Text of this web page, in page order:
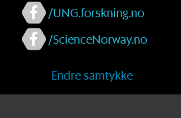
/UNG.forskning.no
/ScienceNorway.no
Endre samtykke